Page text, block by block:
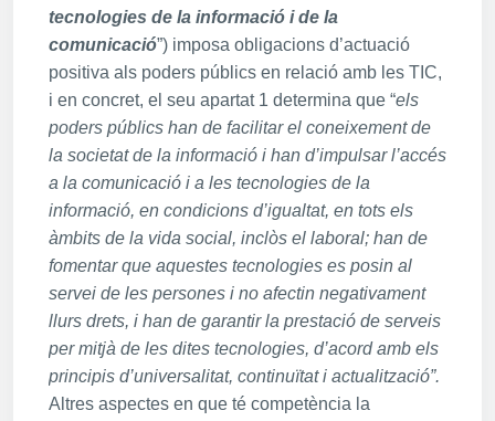
tecnologies de la informació i de la
comunicació”) imposa obligacions d’actuació
positiva als poders públics en relació amb les TIC,
i en concret, el seu apartat 1 determina que “els
poders públics han de facilitar el coneixement de
la societat de la informació i han d’impulsar l’accés
a la comunicació i a les tecnologies de la
informació, en condicions d’igualtat, en tots els
àmbits de la vida social, inclòs el laboral; han de
fomentar que aquestes tecnologies es posin al
servei de les persones i no afectin negativament
llurs drets, i han de garantir la prestació de serveis
per mitjà de les dites tecnologies, d’acord amb els
principis d’universalitat, continuïtat i actualització”.
Altres aspectes en que té competència la